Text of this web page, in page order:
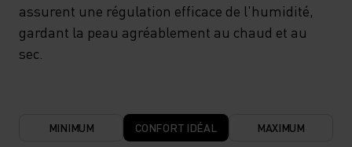
assurent une régulation efficace de l'humidité,
gardant la peau agréablement au chaud et au
sec.
MINIMUM CONFORT IDÉAL MAXIMUM